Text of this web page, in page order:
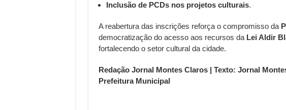
Inclusão de PCDs nos projetos culturais.
A reabertura das inscrições reforça o compromisso da
democratização do acesso aos recursos da Lei Aldir
fortalecendo o setor cultural da cidade.
Redação Jornal Montes Claros | Texto: Jornal
Prefeitura Municipal